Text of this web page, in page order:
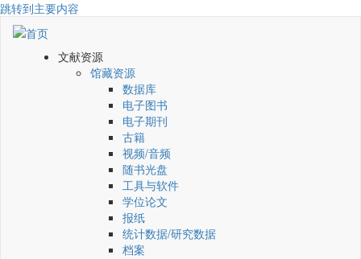
跳转到主要内容
文献资源
馆藏资源
数据库
电子图书
电子期刊
古籍
视频/音频
随书光盘
工具与软件
学位论文
报纸
统计数据/研究数据
档案